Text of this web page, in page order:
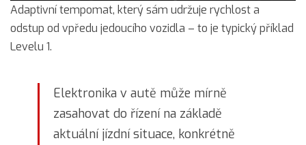
Adaptivní tempomat, který sám udržuje rychlost a
odstup od vpředu jedoucího vozidla – to je typický příklad
Levelu 1.
Elektronika v autě může mírně
zasahovat do řízení na základě
aktuální jízdní situace, konkrétně